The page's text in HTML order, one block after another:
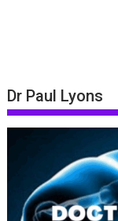
Dr Paul Lyons